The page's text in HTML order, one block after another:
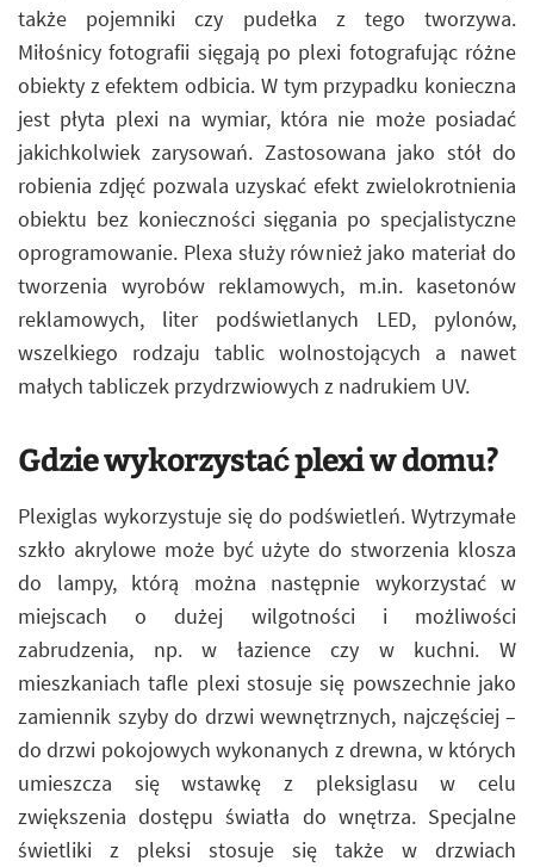
także pojemniki czy pudełka z tego tworzywa.
Miłośnicy fotografii sięgają po plexi fotografując różne
obiekty z efektem odbicia. W tym przypadku konieczna
jest płyta plexi na wymiar, która nie może posiadać
jakichkolwiek zarysowań. Zastosowana jako stół do
robienia zdjęć pozwala uzyskać efekt zwielokrotnienia
obiektu bez konieczności sięgania po specjalistyczne
oprogramowanie. Plexa służy również jako materiał do
tworzenia wyrobów reklamowych, m.in. kasetonów
reklamowych, liter podświetlanych LED, pylonów,
wszelkiego rodzaju tablic wolnostojących a nawet
małych tabliczek przydrzwiowych z nadrukiem UV.
Gdzie wykorzystać plexi w domu?
Plexiglas wykorzystuje się do podświetleń. Wytrzymałe
szkło akrylowe może być użyte do stworzenia klosza
do lampy, którą można następnie wykorzystać w
miejscach o dużej wilgotności i możliwości
zabrudzenia, np. w łazience czy w kuchni. W
mieszkaniach tafle plexi stosuje się powszechnie jako
zamiennik szyby do drzwi wewnętrznych, najczęściej –
do drzwi pokojowych wykonanych z drewna, w których
umieszcza się wstawkę z pleksiglasu w celu
zwiększenia dostępu światła do wnętrza. Specjalne
świetliki z pleksi stosuje się także w drzwiach